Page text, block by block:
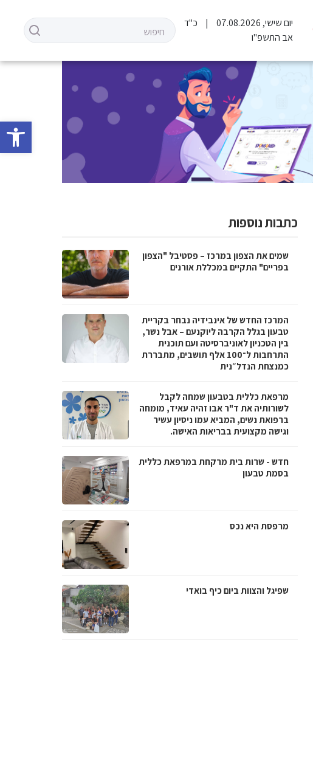
פתח
יום שישי, 07.08.2026
כ"ד
אב התשפ"ו
כתבות נוספות
שמים את הצפון במרכז – פסטיבל "הצפון
בפריים" התקיים במכללת אורנים
המרכז החדש של אינבידיה נבחר בקריית
טבעון בגלל הקרבה ליוקנעם – אבל נשר,
בין הטכניון לאוניברסיטה ועם תוכנית
התרחבות ל־100 אלף תושבים, מתבררת
כמנצחת הנדל״נית
מרפאת כללית בטבעון שמחה לקבל
לשורותיה את ד"ר אבו זהיה עאיד, מומחה
ברפואת נשים, המביא עמו ניסיון עשיר
וגישה מקצועית בבריאות האישה.
חדש - שרות בית מרקחת במרפאת כללית
בסמת טבעון
מרפסת היא נכס
שפיגל והצוות ביום כיף בואדי